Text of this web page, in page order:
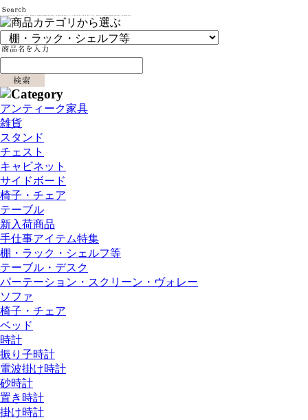
アンティーク家具
雑貨
スタンド
チェスト
キャビネット
サイドボード
椅子・チェア
テーブル
新入荷商品
手仕事アイテム特集
棚・ラック・シェルフ等
テーブル・デスク
パーテーション・スクリーン・ヴォレー
ソファ
椅子・チェア
ベッド
時計
振り子時計
電波掛け時計
砂時計
置き時計
掛け時計